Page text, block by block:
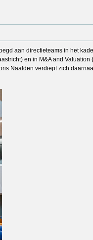
aan directieteams in het
en in M&A and
Naalden verdiept zich